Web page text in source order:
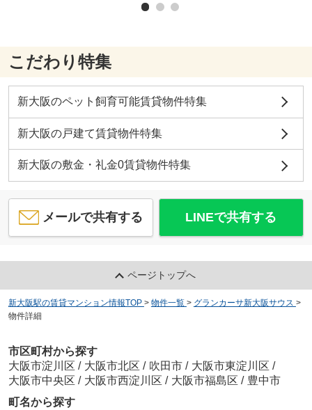
こだわり特集
新大阪のペット飼育可能賃貸物件特集
新大阪の戸建て賃貸物件特集
新大阪の敷金・礼金0賃貸物件特集
メールで共有する LINEで共有する
ページトップへ
新大阪駅の賃貸マンション情報TOP > 物件一覧 > グランカーサ新大阪サウス >
物件詳細
市区町村から探す
大阪市淀川区 / 大阪市北区 / 吹田市 / 大阪市東淀川区 /
大阪市中央区 / 大阪市西淀川区 / 大阪市福島区 / 豊中市
町名から探す